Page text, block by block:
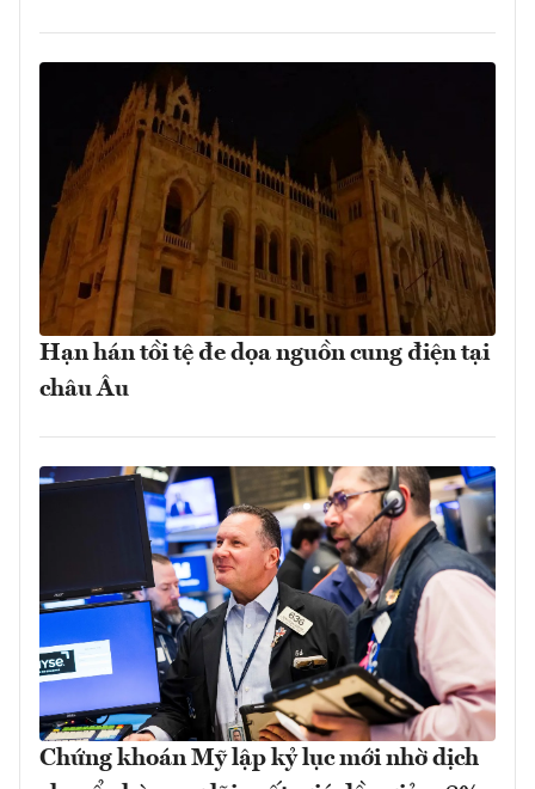
Hạn hán tồi tệ đe dọa nguồn cung điện tại
châu Âu
Chứng khoán Mỹ lập kỷ lục mới nhờ dịch